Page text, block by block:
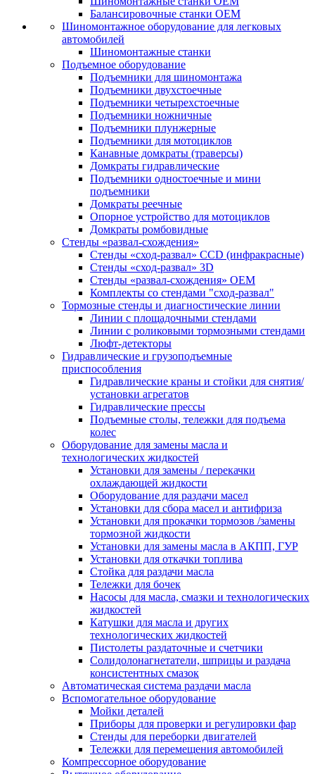
Балансировочные станки ОЕМ
Шиномонтажное оборудование для легковых
автомобилей
Шиномонтажные станки
Подъемное оборудование
Подъемники для шиномонтажа
Подъемники двухстоечные
Подъемники четырехстоечные
Подъемники ножничные
Подъемники плунжерные
Подъемники для мотоциклов
Канавные домкраты (траверсы)
Домкраты гидравлические
Подъемники одностоечные и мини
подъемники
Домкраты реечные
Опорное устройство для мотоциклов
Домкраты ромбовидные
Стенды «развал-схождения»
Стенды «сход-развал» CCD (инфракрасные)
Стенды «сход-развал» 3D
Стенды «развал-схождения» ОЕМ
Комплекты со стендами "сход-развал"
Тормозные стенды и диагностические линии
Линии с площадочными стендами
Линии с роликовыми тормозными стендами
Люфт-детекторы
Гидравлические и грузоподъемные
приспособления
Гидравлические краны и стойки для снятия/
установки агрегатов
Гидравлические прессы
Подъемные столы, тележки для подъема
колес
Оборудование для замены масла и
технологических жидкостей
Установки для замены / перекачки
охлаждающей жидкости
Оборудование для раздачи масел
Установки для сбора масел и антифриза
Установки для прокачки тормозов /замены
тормозной жидкости
Установки для замены масла в АКПП, ГУР
Установки для откачки топлива
Стойка для раздачи масла
Тележки для бочек
Насосы для масла, смазки и технологических
жидкостей
Катушки для масла и других
технологических жидкостей
Пистолеты раздаточные и счетчики
Солидолонагнетатели, шприцы и раздача
консистентных смазок
Автоматическая система раздачи масла
Вспомогательное оборудование
Мойки деталей
Приборы для проверки и регулировки фар
Стенды для переборки двигателей
Тележки для перемещения автомобилей
Компрессорное оборудование